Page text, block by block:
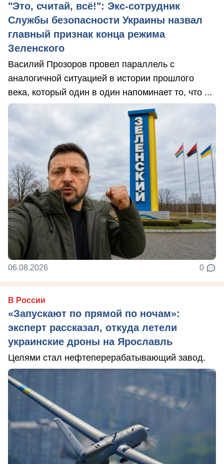
"Это, считай, всё!": Экс-сотрудник
Службы безопасности Украины назвал
главный признак конца режима
Зеленского
Василий Прозоров провел параллель с
аналогичной ситуацией в истории прошлого
века, который один в один напоминает то, что ...
06.08.2026 0
В России
«Запускают по прямой по ночам»:
эксперт рассказал, откуда летели
украинские дроны на Ярославль
Целями стал нефтеперерабатывающий завод.